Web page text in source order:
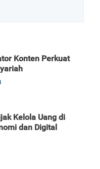
Konten Perkuat
Kelola Uang di
dan Digital